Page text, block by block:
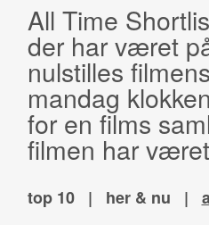
All Time
der har været
nulstilles
mandag
for en films
filmen har
top 10 | her & nu |